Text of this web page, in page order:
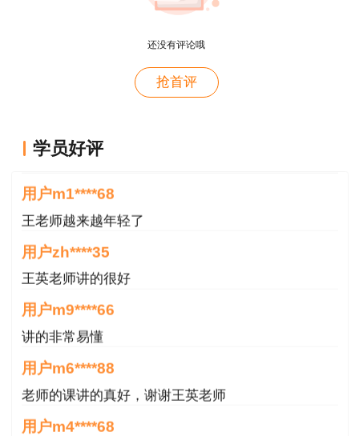
还没有评论哦
抢首评
学员好评
用户m2****88
一如既往的好
用户m1****68
王老师越来越年轻了
用户zh****35
王英老师讲的很好
用户m9****66
讲的非常易懂
用户m6****88
老师的课讲的真好，谢谢王英老师
用户m4****68